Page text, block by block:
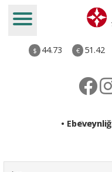
$ 44.73 € 51.42
•